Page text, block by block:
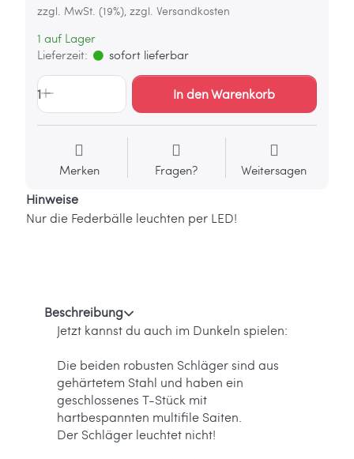
zzgl. MwSt. (19%), zzgl. Versandkosten
1 auf Lager
Lieferzeit:
sofort lieferbar
1 In den Warenkorb
Merken Fragen? Weitersagen
Hinweise
Nur die Federbälle leuchten per LED!
Beschreibung
Jetzt kannst du auch im Dunkeln spielen:
Die beiden robusten Schläger sind aus
gehärtetem Stahl und haben ein
geschlossenes T-Stück mit
hartbespannten multifile Saiten.
Der Schläger leuchtet nicht!